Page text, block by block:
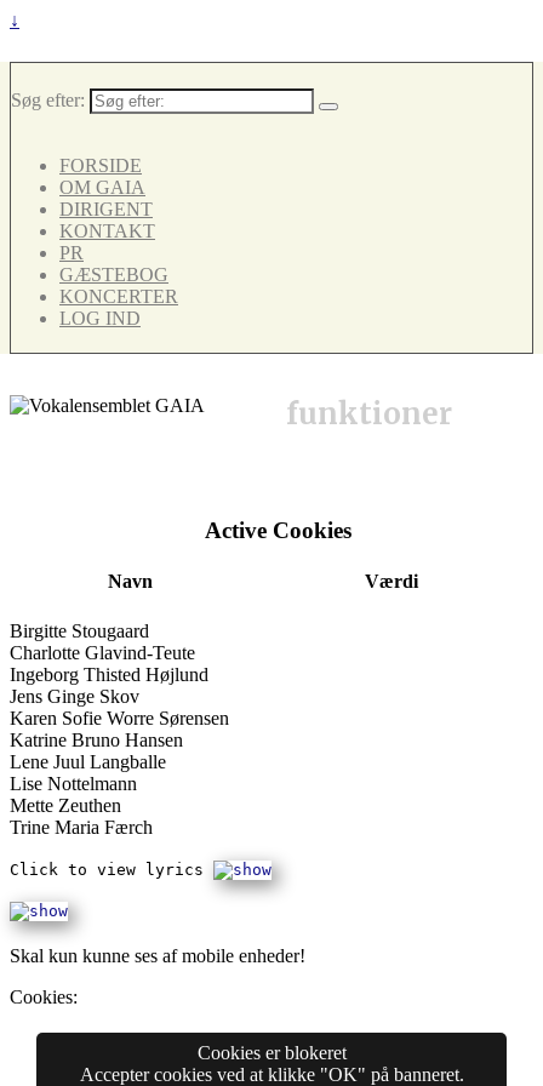
↓
Søg efter:
FORSIDE
OM GAIA
DIRIGENT
KONTAKT
PR
GÆSTEBOG
KONCERTER
LOG IND
funktioner
Active Cookies
Navn Værdi
Birgitte Stougaard
Charlotte Glavind-Teute
Ingeborg Thisted Højlund
Jens Ginge Skov
Karen Sofie Worre Sørensen
Katrine Bruno Hansen
Lene Juul Langballe
Lise Nottelmann
Mette Zeuthen
Trine Maria Færch
Click to view lyrics
Skal kun kunne ses af mobile enheder!
Cookies:
Cookies er blokeret
Accepter cookies ved at klikke "OK" på banneret.